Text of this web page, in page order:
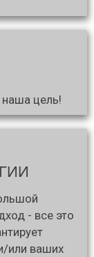
цель!
- все это
или ваших